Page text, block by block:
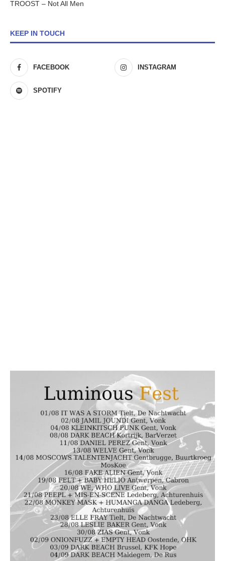
TROOST – Not All Men
KEEP IN TOUCH
FACEBOOK INSTAGRAM
SPOTIFY